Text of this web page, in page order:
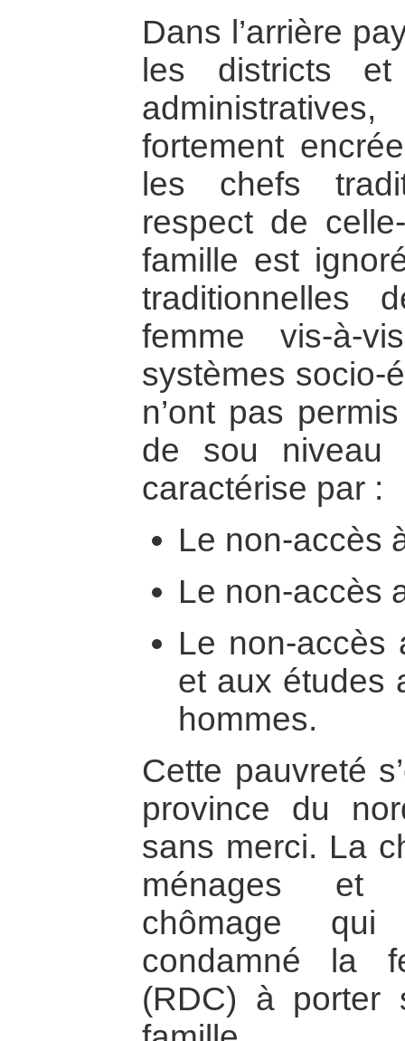
Dans l’arrière
les districts et
fortement
les chefs
respect de
famille est
traditionnelles
femme vis-à-
systèmes socio-
n’ont pas
de sou niveau
caractérise par :
Le non-accès
Le non-accès
Le non-accès
et aux études
hommes.
Cette pauvreté
province du
sans merci. La
ménages et
chômage
condamné la
(RDC) à